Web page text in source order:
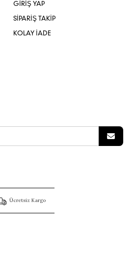
GİRİŞ YAP
SİPARİŞ TAKİP
KOLAY İADE
Ücretsiz Kargo